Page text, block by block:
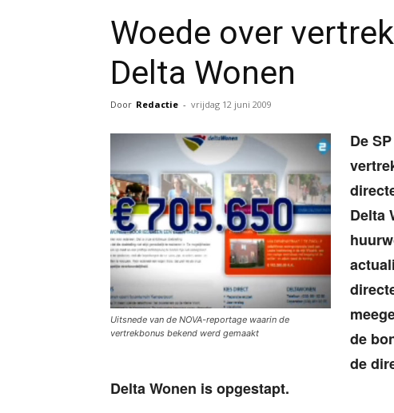
Woede over
Delta Wonen
Door Redactie - vrijdag 12 juni 2009
Uitsnede van de NOVA-reportage waarin de
vertrekbonus bekend werd gemaakt
De
Delta
de
de
Delta Wonen is opgestapt.